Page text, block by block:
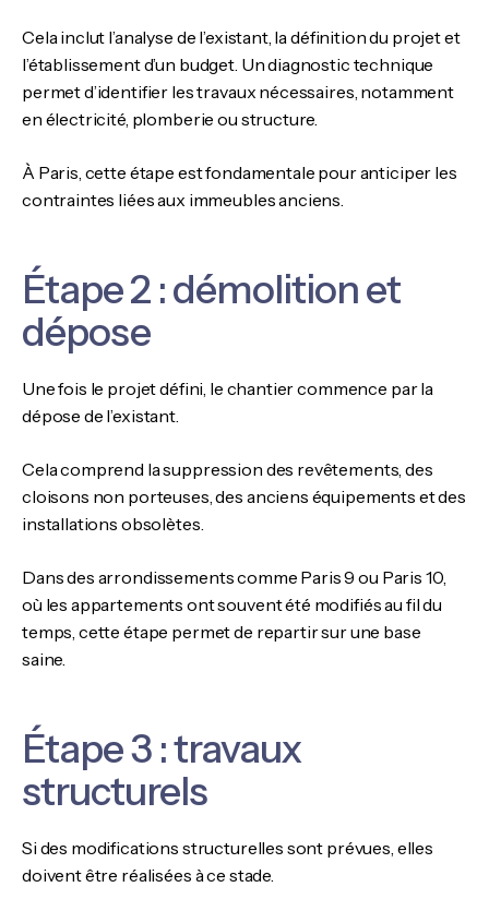
Cela inclut l’analyse de l’existant, la définition du projet et
l’établissement d’un budget. Un diagnostic technique
permet d’identifier les travaux nécessaires, notamment
en électricité, plomberie ou structure.
À Paris, cette étape est fondamentale pour anticiper les
contraintes liées aux immeubles anciens.
Étape 2 : démolition et
dépose
Une fois le projet défini, le chantier commence par la
dépose de l’existant.
Cela comprend la suppression des revêtements, des
cloisons non porteuses, des anciens équipements et des
installations obsolètes.
Dans des arrondissements comme Paris 9 ou Paris 10,
où les appartements ont souvent été modifiés au fil du
temps, cette étape permet de repartir sur une base
saine.
Étape 3 : travaux
structurels
Si des modifications structurelles sont prévues, elles
doivent être réalisées à ce stade.